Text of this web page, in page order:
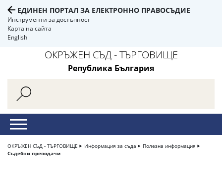
ЕДИНЕН ПОРТАЛ ЗА ЕЛЕКТРОННО ПРАВОСЪДИЕ
Инструменти за достъпност
Карта на сайта
English
ОКРЪЖЕН СЪД - ТЪРГОВИЩЕ
Република България
ОКРЪЖЕН СЪД - ТЪРГОВИЩЕ Информация за съда
Полезна информация
Съдебни преводачи